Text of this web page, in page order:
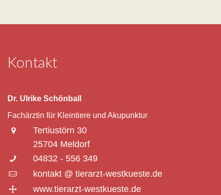
Kontakt
Dr. Ulrike Schönball
Fachärztin für Kleintiere und Akupunktur
Tertiustörn 30
25704 Meldorf
04832 - 556 349
kontakt @ tierarzt-westkueste.de
www.tierarzt-westkueste.de